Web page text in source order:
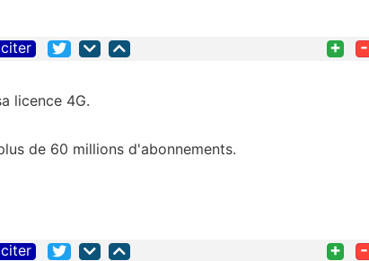
citer + -
licence 4G.
de 60 millions d'abonnements.
citer + -